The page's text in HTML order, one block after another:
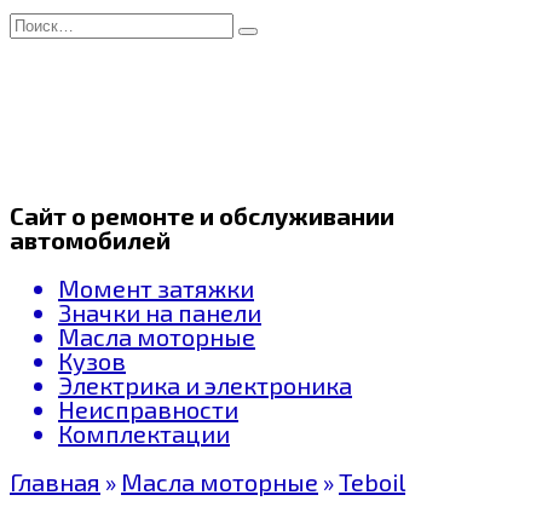
Перейти
к
Search
for:
Сайт о ремонте и обслуживании
автомобилей
Момент затяжки
Значки на панели
Масла моторные
Кузов
Электрика и электроника
Неисправности
Комплектации
Главная » Масла моторные »Teboil